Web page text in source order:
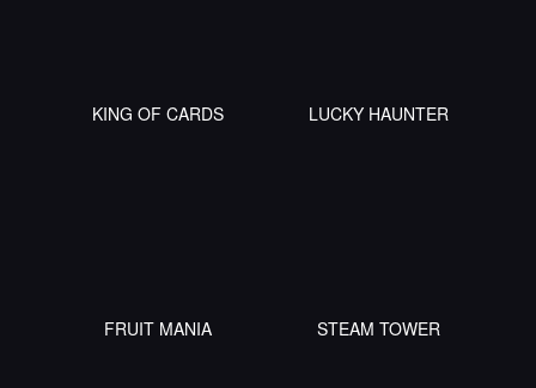
KING OF CARDS LUCKY HAUNTER
FRUIT MANIA STEAM TOWER